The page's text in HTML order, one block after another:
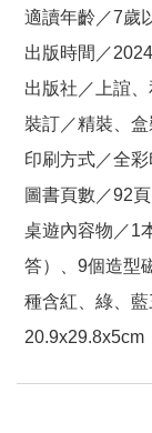
適讀年齡／7歲
出版時間／
出版社／上誼
裝訂／精裝、盒
印刷方式／全彩
圖書頁數／92頁
桌遊內容物／1
答）、9個造型
種含紅、綠、
20.9x29.8x5cm